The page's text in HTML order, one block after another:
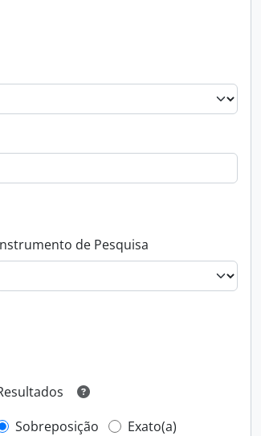
de Pesquisa
Sobreposição
Exato(a)